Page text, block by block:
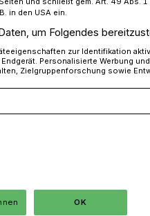
weiter
am
in Jüchen,
Informationen
sowie eine
in den USA ein.
um Folgendes
zur Identifikation
Personalisierte Werbung
Zielgruppenforschung sowie
OK